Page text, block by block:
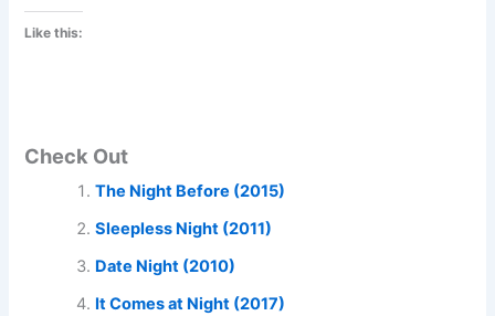
Like this:
Check Out
The Night Before (2015)
Sleepless Night (2011)
Date Night (2010)
It Comes at Night (2017)